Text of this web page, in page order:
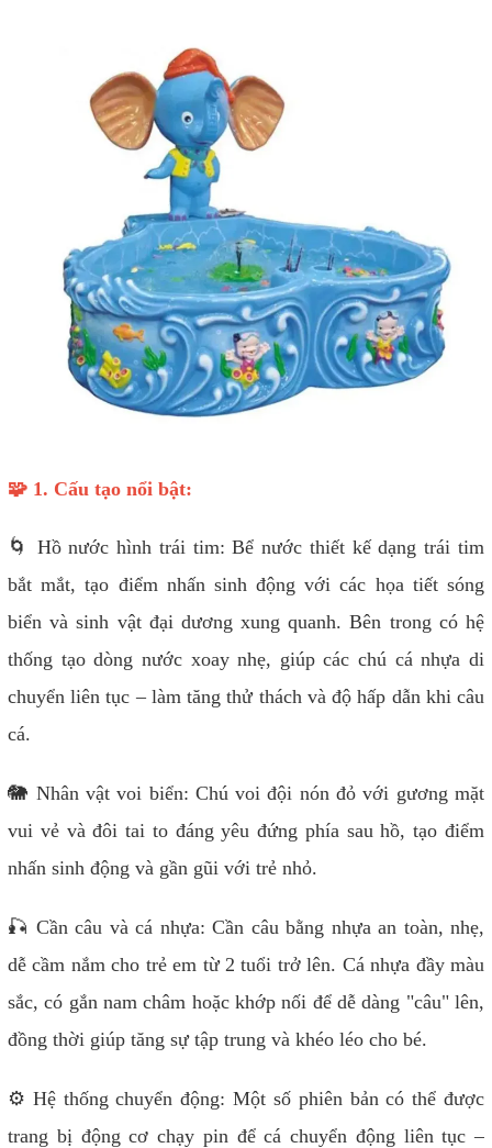
🧩 1. Cấu tạo nổi bật:
🌀 Hồ nước hình trái tim:Bể nước thiết kế dạng trái tim
bắt mắt, tạo điểm nhấn sinh động với các họa tiết sóng
biển và sinh vật đại dương xung quanh. Bên trong có hệ
thống tạo dòng nước xoay nhẹ, giúp các chú cá nhựa di
chuyển liên tục – làm tăng thử thách và độ hấp dẫn khi câu
cá.
🐘 Nhân vật voi biển: Chú voi đội nón đỏ với gương mặt
vui vẻ và đôi tai to đáng yêu đứng phía sau hồ, tạo điểm
nhấn sinh động và gần gũi với trẻ nhỏ.
🎣 Cần câu và cá nhựa:Cần câu bằng nhựa an toàn, nhẹ,
dễ cầm nắm cho trẻ em từ 2 tuổi trở lên. Cá nhựa đầy màu
sắc, có gắn nam châm hoặc khớp nối để dễ dàng "câu" lên,
đồng thời giúp tăng sự tập trung và khéo léo cho bé.
⚙️ Hệ thống chuyển động:Một số phiên bản có thể được
trang bị động cơ chạy pin để cá chuyển động liên tục –